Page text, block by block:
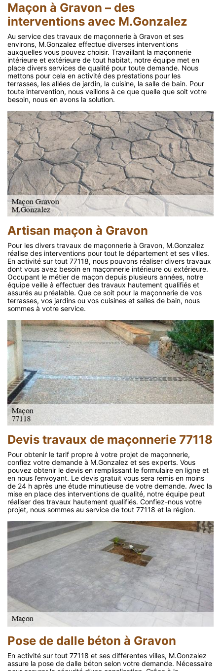
Maçon à Gravon – des
interventions avec M.Gonzalez
Au service des travaux de maçonnerie à Gravon et ses
environs, M.Gonzalez effectue diverses interventions
auxquelles vous pouvez choisir. Travaillant la maçonnerie
intérieure et extérieure de tout habitat, notre équipe met en
place divers services de qualité pour toute demande. Nous
mettons pour cela en activité des prestations pour les
terrasses, les allées de jardin, la cuisine, la salle de bain. Pour
toute intervention, nous veillons à ce que quelle que soit votre
besoin, nous en avons la solution.
Artisan maçon à Gravon
Pour les divers travaux de maçonnerie à Gravon, M.Gonzalez
réalise des interventions pour tout le département et ses villes.
En activité sur tout 77118, nous pouvons réaliser divers travaux
dont vous avez besoin en maçonnerie intérieure ou extérieure.
Occupant le métier de maçon depuis plusieurs années, notre
équipe veille à effectuer des travaux hautement qualifiés et
assurés au préalable. Que ce soit pour la maçonnerie de vos
terrasses, vos jardins ou vos cuisines et salles de bain, nous
sommes à votre service.
Devis travaux de maçonnerie 77118
Pour obtenir le tarif propre à votre projet de maçonnerie,
confiez votre demande à M.Gonzalez et ses experts. Vous
pouvez obtenir le devis en remplissant le formulaire en ligne et
en nous l’envoyant. Le devis gratuit vous sera remis en moins
de 24 h après une étude minutieuse de votre demande. Avec la
mise en place des interventions de qualité, notre équipe peut
réaliser des travaux hautement qualifiés. Confiez-nous votre
projet, nous sommes au service de tout 77118 et la région.
Pose de dalle béton à Gravon
En activité sur tout 77118 et ses différentes villes, M.Gonzalez
assure la pose de dalle béton selon votre demande. Nécessaire